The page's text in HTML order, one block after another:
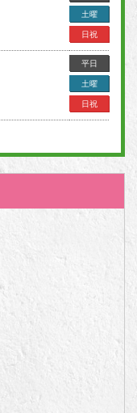
土曜
日祝
平日
土曜
日祝